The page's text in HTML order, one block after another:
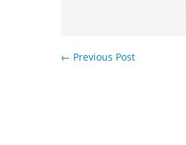
← Previous Post